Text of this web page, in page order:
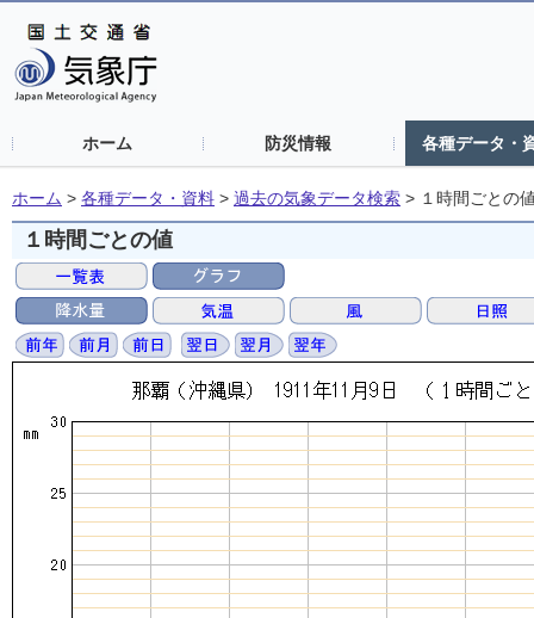
ホーム 防災情報 各種データ・
ホーム > 各種データ・資料 > 過去の気象データ検索 > １時間ごとの
１時間ごとの値